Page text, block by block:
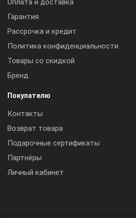
Оплата и доставка
Гарантия
Рассрочка и кредит
Политика конфиденциальности
Товары со скидкой
Бренд
Покупателю
Контакты
Возврат товара
Подарочные сертификаты
Партнёры
Личный кабинет